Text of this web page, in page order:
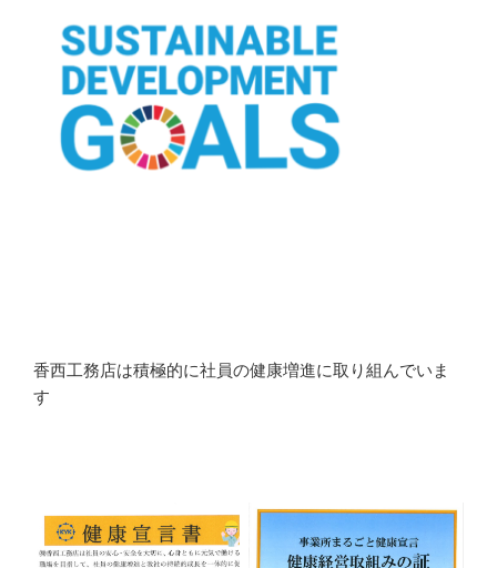
香西工務店は積極的に社員の健康増進に取り組んでいま
す